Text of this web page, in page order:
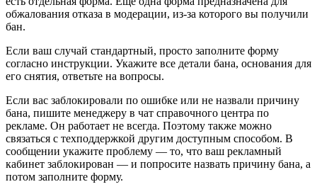
обжалования отказа в модерации, из-за которого вы получили
бан.
Если ваш случай стандартный, просто заполните форму
согласно инструкции. Укажите все детали бана, основания для
его снятия, ответьте на вопросы.
Если вас заблокировали по ошибке или не назвали причину
бана, пишите менеджеру в чат справочного центра по
рекламе. Он работает не всегда. Поэтому также можно
связаться с техподдержкой другим доступным способом. В
сообщении укажите проблему — то, что ваш рекламный
кабинет заблокирован — и попросите назвать причину бана, а
потом заполните форму.